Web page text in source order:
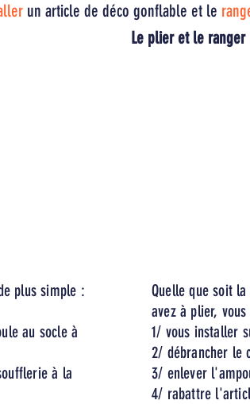
un article de déco gonflable et le
plus simple :
au socle à
à la
Le plier et le ranger
Quelle que soit
avez à plier,
1/ vous installer
2/ débrancher le
3/ enlever
4/ rabattre